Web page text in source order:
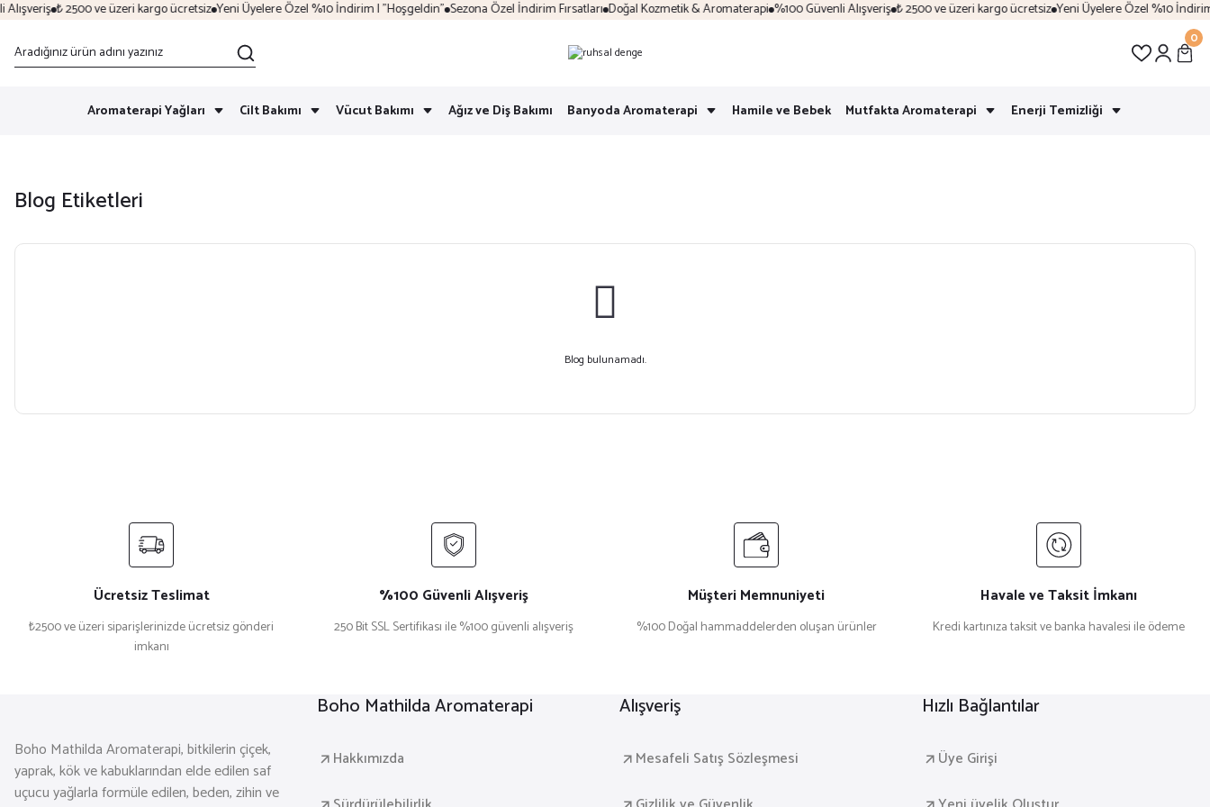
₺ 2500 ve üzeri kargo ücretsiz Yeni Üyelere Özel %10 İndirim | "Hoşgeldin" Sezona Özel İndirim Fırsatları Doğal Kozmetik & Aromaterapi %100 Güvenli Alışveriş ₺ 2500 ve üzeri kargo ücretsiz Yeni Üyelere Özel %10 İndirim
0
Aromaterapi Yağları Cilt Bakımı Vücut Bakımı Ağız ve Diş Bakımı Banyoda Aromaterapi Hamile ve Bebek Mutfakta Aromaterapi Enerji Temizliği
Blog Etiketleri
Blog bulunamadı.
Ücretsiz Teslimat
₺2500 ve üzeri siparişlerinizde ücretsiz gönderi
imkanı
%100 Güvenli Alışveriş
250 Bit SSL Sertifikası ile %100 güvenli alışveriş
Müşteri Memnuniyeti
%100 Doğal hammaddelerden oluşan ürünler
Havale ve Taksit İmkanı
Kredi kartınıza taksit ve banka havalesi ile ödeme
Boho Mathilda Aromaterapi, bitkilerin çiçek,
yaprak, kök ve kabuklarından elde edilen saf
uçucu yağlarla formüle edilen, beden, zihin ve
Boho Mathilda Aromaterapi
Hakkımızda
Alışveriş
Mesafeli Satış Sözleşmesi
Hızlı Bağlantılar
Üye Girişi